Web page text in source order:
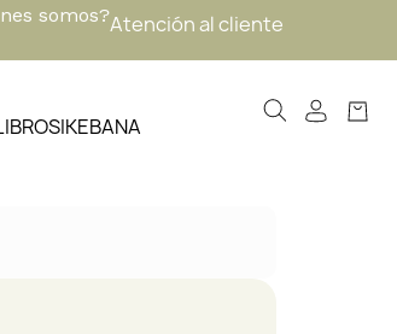
somos?Atención al cliente
IKEBANA